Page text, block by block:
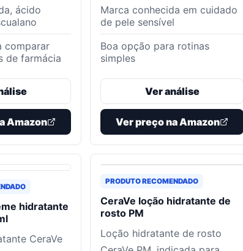
ácido
comparar
de farmácia
Amazon
Marca conhecida em cuidado
de pele sensível
Boa opção para rotinas
simples
Ver análise
Ver preço na Amazon
hidratante
CeraVe
PRODUTO RECOMENDADO
CeraVe loção hidratante de
rosto PM
Loção hidratante de rosto